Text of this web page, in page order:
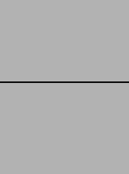
списъка с любими